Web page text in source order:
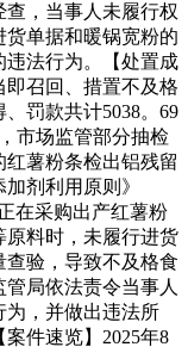
，当事人未履行权
单据和暖锅宽粉的
违法行为。【处置成
召回、措置不及格
罚款共计5038。69
市场监管部分抽检
薯粉条检出铝残留
剂利用原则》
在采购出产红薯粉
原料时，未履行进货
验，导致不及格食
局依法责令当事人
为，并做出违法所
件速览】2025年8